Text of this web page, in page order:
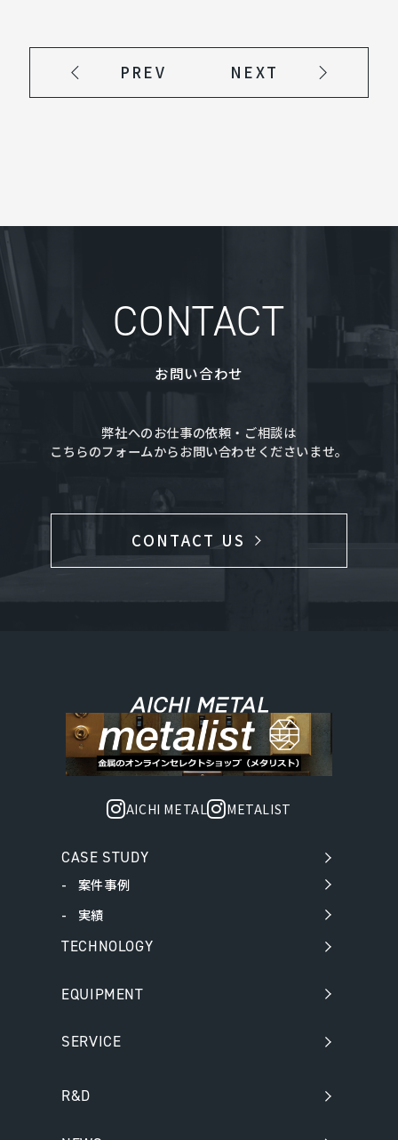
PREV NEXT
CONTACT
お問い合わせ
弊社へのお仕事の依頼・ご相談は
こちらのフォームからお問い合わせくださいませ。
CONTACT US
AICHI METAL METALIST
CASE STUDY
案件事例
実績
TECHNOLOGY
EQUIPMENT
SERVICE
R&D